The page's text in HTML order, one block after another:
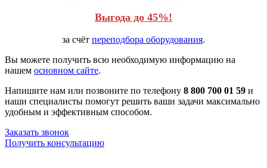
Выгода до 45%!
за счёт переподбора оборудования.
Вы можете получить всю необходимую информацию на
нашем основном сайте.
Напишите нам или позвоните по телефону 8 800 700 01 59 и
наши специалисты помогут решить ваши задачи максимально
удобным и эффективным способом.
Заказать звонок
Получить консультацию